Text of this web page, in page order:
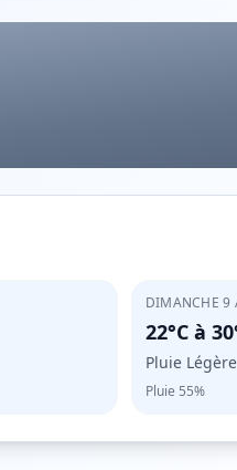
DIMANCHE 9
22°Cà
Pluie Légère
Pluie 55%